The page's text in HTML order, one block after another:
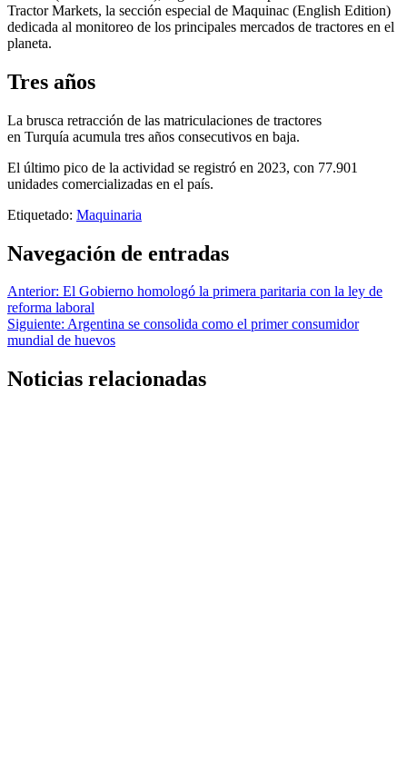
Tractor Markets, la sección especial de Maquinac (English Edition)
dedicada al monitoreo de los principales mercados de tractores en el
planeta.
Tres años
La brusca retracción de las matriculaciones de tractores
en Turquía acumula tres años consecutivos en baja.
El último pico de la actividad se registró en 2023, con 77.901
unidades comercializadas en el país.
Etiquetado: Maquinaria
Navegación de entradas
Anterior: El Gobierno homologó la primera paritaria con la ley de
reforma laboral
Siguiente: Argentina se consolida como el primer consumidor
mundial de huevos
Noticias relacionadas